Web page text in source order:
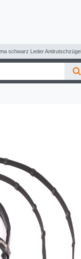
schwarz Leder Antirutschzügel